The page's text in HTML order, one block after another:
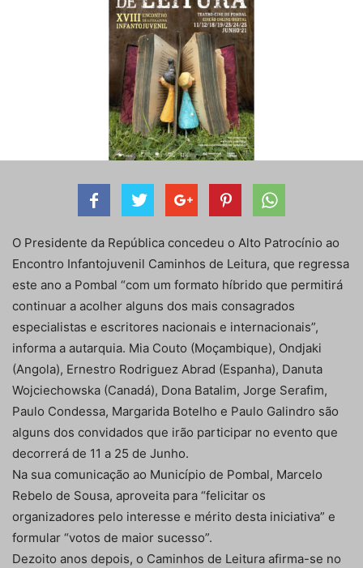
O Presidente da República concedeu o Alto Patrocínio ao
Encontro Infantojuvenil Caminhos de Leitura, que regressa
este ano a Pombal “com um formato híbrido que permitirá
continuar a acolher alguns dos mais consagrados
especialistas e escritores nacionais e internacionais”,
informa a autarquia. Mia Couto (Moçambique), Ondjaki
(Angola), Ernestro Rodriguez Abrad (Espanha), Danuta
Wojciechowska (Canadá), Dona Batalim, Jorge Serafim,
Paulo Condessa, Margarida Botelho e Paulo Galindro são
alguns dos convidados que irão participar no evento que
decorrerá de 11 a 25 de Junho.
Na sua comunicação ao Município de Pombal, Marcelo
Rebelo de Sousa, aproveita para “felicitar os
organizadores pelo interesse e mérito desta iniciativa” e
formular “votos de maior sucesso”.
Dezoito anos depois, o Caminhos de Leitura afirma-se no